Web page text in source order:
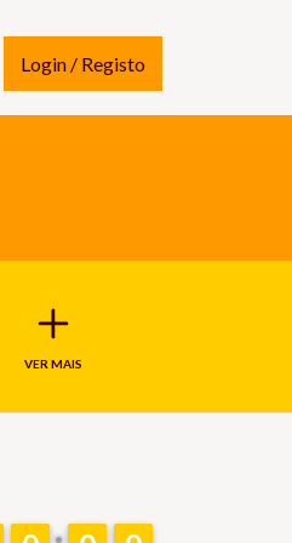
Login / Registo
VER MAIS